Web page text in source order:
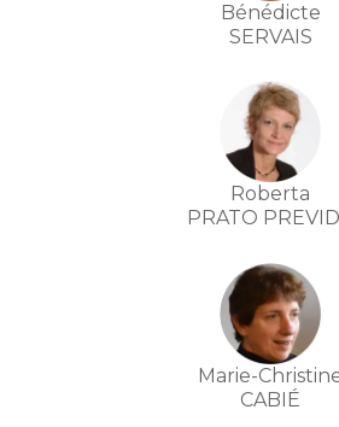
Bénédicte
SERVAIS
Roberta
PRATO
Marie-
CABIÉ